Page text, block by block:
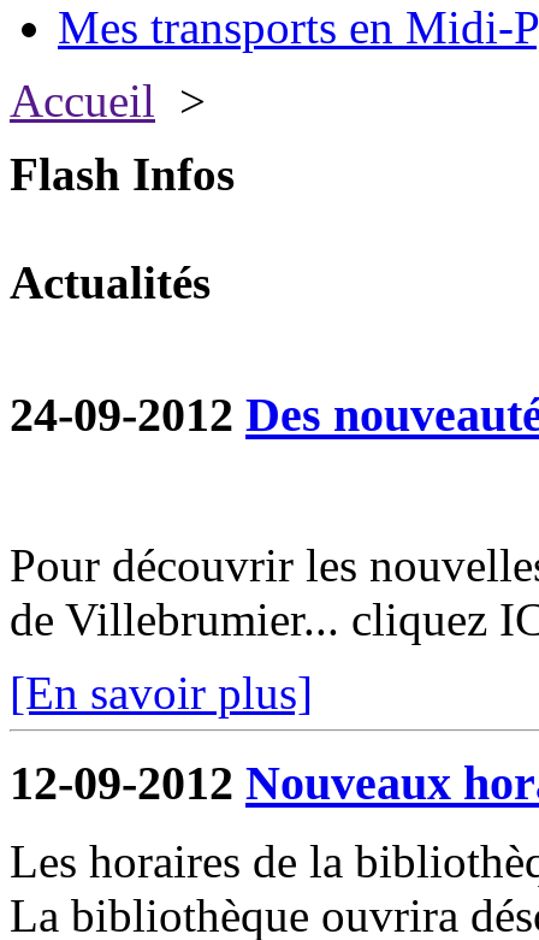
Mes transports en Midi-
Accueil >
Flash Infos
Actualités
24-09-2012 Des
Pour découvrir les
de Villebrumier... cliquez
[En savoir plus]
12-09-2012 Nouveaux
Les horaires de la
La bibliothèque ouvrira